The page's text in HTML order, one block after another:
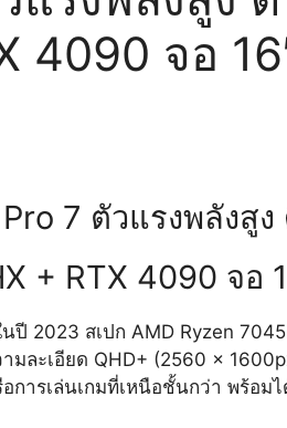
4090 จอ
7 ตัวแรงพลังสู
+ RTX 4090 จอ
2023 สเปก AMD Ryzen
มละเอียด QHD+ (2560 x
การเล่นเกมที่เหนือชั้นกว่า พร้อ